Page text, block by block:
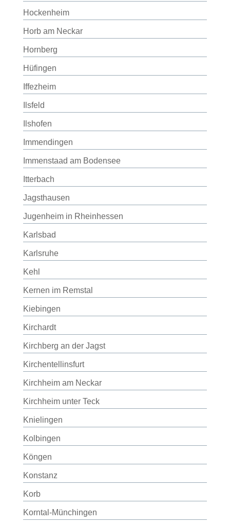
Hockenheim
Horb am Neckar
Hornberg
Hüfingen
Iffezheim
Ilsfeld
Ilshofen
Immendingen
Immenstaad am Bodensee
Itterbach
Jagsthausen
Jugenheim in Rheinhessen
Karlsbad
Karlsruhe
Kehl
Kernen im Remstal
Kiebingen
Kirchardt
Kirchberg an der Jagst
Kirchentellinsfurt
Kirchheim am Neckar
Kirchheim unter Teck
Knielingen
Kolbingen
Köngen
Konstanz
Korb
Korntal-Münchingen